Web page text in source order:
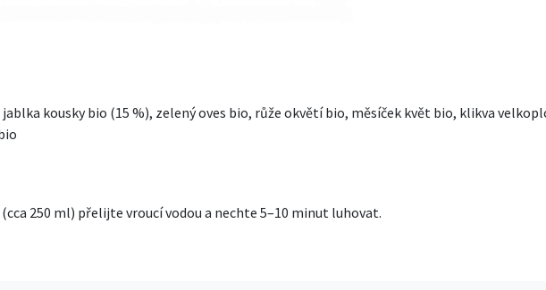
kousky bio (15 %), zelený oves bio, růže okvětí bio, měsíček květ bio, klikva
(cca 250 ml) přelijte vroucí vodou a nechte 5–10 minut luhovat.